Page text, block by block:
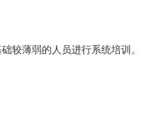
较薄弱的人员进行系统培训。